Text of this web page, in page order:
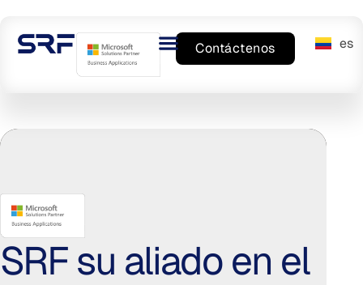
Contáctenos es
en
Arquitectura
digital para
SRF su aliado en el